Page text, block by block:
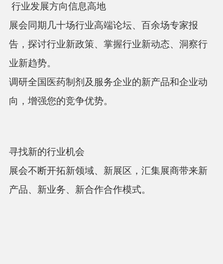
行业发展方向信息高地
展会同期几十场行业高端论坛、百余场专家报
告，探讨行业新政策、掌握行业新动态、洞察行
业新趋势。
调研全国医药制剂及服务企业的新产品和企业动
向，增强您的竞争优势。
寻找新的行业机会
展会不断开拓新领域、新展区，汇集展商带来新
产品、新业务、新合作合作模式。